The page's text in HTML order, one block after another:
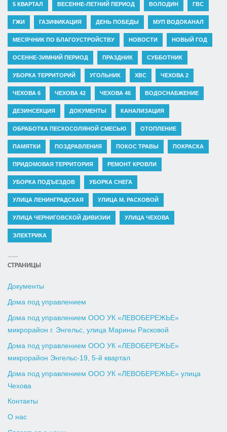
5 КВАРТАЛ ВЕСЕННЕ-ЛЕТНИЙ ПЕРИОД ВОЛОДИН ГВС
ГЖИ ГАЗИФИКАЦИЯ ДЕНЬ ПОБЕДЫ МУП ВОДОКАНАЛ
МЕСЯЧНИК ПО БЛАГОУСТРОЙСТВУ НОВОСТИ НОВЫЙ ГОД
ОСЕННЕ-ЗИМНИЙ ПЕРИОД ПРАЗДНИК СУББОТНИК
УБОРКА ТЕРРИТОРИЙ УГОЛЬНИК ХВС ЧЕХОВА 2
ЧЕХОВА 6 ЧЕХОВА 42 ЧЕХОВА 46 ВОДОСНАБЖЕНИЕ
ДЕЗИНСЕКЦИЯ ДОКУМЕНТЫ КАНАЛИЗАЦИЯ
ОБРАБОТКА ПЕСКОСОЛЯНОЙ СМЕСЬЮ ОТОПЛЕНИЕ
ПАМЯТКИ ПОЗДРАВЛЕНИЯ ПОКОС ТРАВЫ ПОКРАСКА
ПРИДОМОВАЯ ТЕРРИТОРИЯ РЕМОНТ КРОВЛИ
УБОРКА ПОДЪЕЗДОВ УБОРКА СНЕГА
УЛИЦА ЛЕНИНГРАДСКАЯ УЛИЦА М. РАСКОВОЙ
УЛИЦА ЧЕРНИГОВСКОЙ ДИВИЗИИ УЛИЦА ЧЕХОВА
ЭЛЕКТРИКА
СТРАНИЦЫ
Документы
Дома под управлением
Дома под управлением ООО УК «ЛЕВОБЕРЕЖЬЕ»
микрорайон г. Энгельс, улица Марины Расковой
Дома под управлением ООО УК «ЛЕВОБЕРЕЖЬЕ»
микрорайон Энгельс-19, 5-й квартал
Дома под управлением ООО УК «ЛЕВОБЕРЕЖЬЕ» улица
Чехова
Контакты
О нас